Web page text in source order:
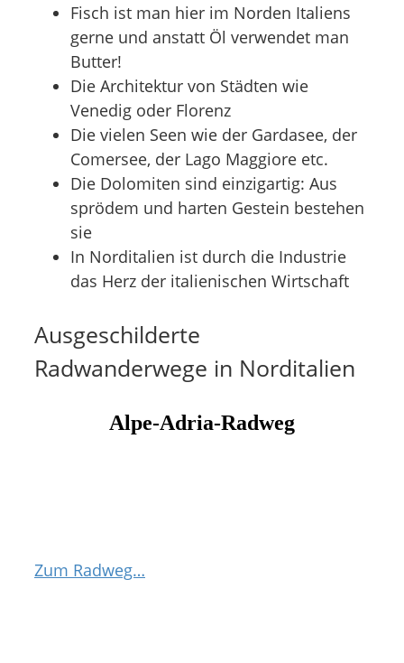
Fisch ist man hier im Norden Italiens
gerne und anstatt Öl verwendet man
Butter!
Die Architektur von Städten wie
Venedig oder Florenz
Die vielen Seen wie der Gardasee, der
Comersee, der Lago Maggiore etc.
Die Dolomiten sind einzigartig: Aus
sprödem und harten Gestein bestehen
sie
In Norditalien ist durch die Industrie
das Herz der italienischen Wirtschaft
Ausgeschilderte
Radwanderwege in Norditalien
Alpe-Adria-Radweg
Zum Radweg…